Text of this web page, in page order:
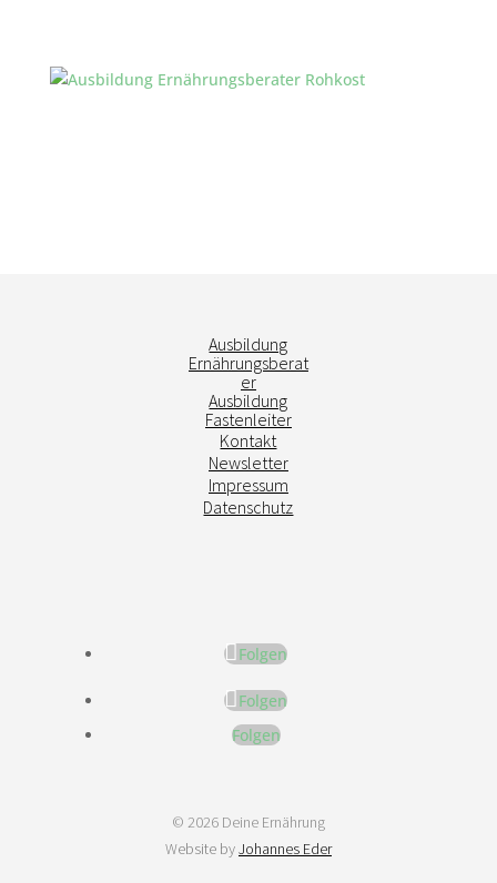
Ausbildung
Ernährungsberat
er
Ausbildung
Fastenleiter
Kontakt
Newsletter
Impressum
Datenschutz
Folgen
Folgen
Folgen
© 2026 Deine Ernährung
Website byJohannes Eder